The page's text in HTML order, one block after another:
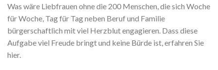
Was wäre Liebfrauen ohne die 200 Menschen, die sich Woche
für Woche, Tag für Tag neben Beruf und Familie
bürgerschaftlich mit viel Herzblut engagieren. Dass diese
Aufgabe viel Freude bringt und keine Bürde ist, erfahren Sie
hier.